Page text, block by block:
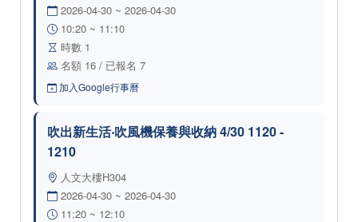
2026-04-30 ~ 2026-04-30
10:20 ~ 11:10
時數 1
名額 16 / 已報名 7
加入Google行事曆
吹出新生活‧吹風機保養與收納 4/30 1120 -
1210
人文大樓H304
2026-04-30 ~ 2026-04-30
11:20 ~ 12:10